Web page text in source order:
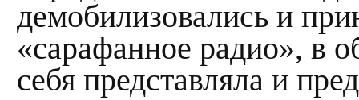
демобилизовались и
«сарафанное радио», в
себя представляла и